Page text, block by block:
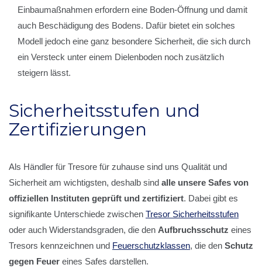
Einbaumaßnahmen erfordern eine Boden-Öffnung und damit
auch Beschädigung des Bodens. Dafür bietet ein solches
Modell jedoch eine ganz besondere Sicherheit, die sich durch
ein Versteck unter einem Dielenboden noch zusätzlich
steigern lässt.
Sicherheitsstufen und
Zertifizierungen
Als Händler für Tresore für zuhause sind uns Qualität und
Sicherheit am wichtigsten, deshalb sind alle unsere Safes von
offiziellen Instituten geprüft und zertifiziert. Dabei gibt es
signifikante Unterschiede zwischen Tresor Sicherheitsstufen
oder auch Widerstandsgraden, die den Aufbruchsschutz eines
Tresors kennzeichnen und Feuerschutzklassen, die den Schutz
gegen Feuer eines Safes darstellen.